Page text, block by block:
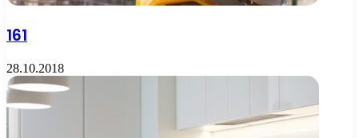
161
28.10.2018